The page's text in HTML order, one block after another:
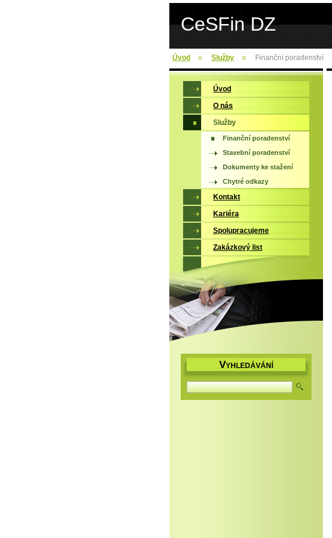
CeSFin DZ
Úvod Služby Finanční poradenství
Úvod
O nás
Služby
Finanční poradenství
Stavební poradenství
Dokumenty ke stažení
Chytré odkazy
Kontakt
Kariéra
Spolupracujeme
Zakázkový list
VYHLEDÁVÁNÍ